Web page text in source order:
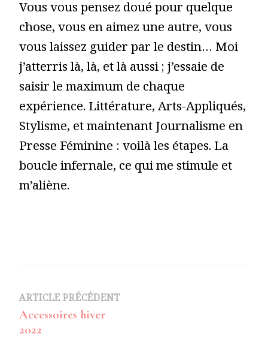
Vous vous pensez doué pour quelque
chose, vous en aimez une autre, vous
vous laissez guider par le destin… Moi
j’atterris là, là, et là aussi ; j’essaie de
saisir le maximum de chaque
expérience. Littérature, Arts-Appliqués,
Stylisme, et maintenant Journalisme en
Presse Féminine : voilà les étapes. La
boucle infernale, ce qui me stimule et
m’aliène.
Navigation
d’article
ARTICLE PRÉCÉDENT
Accessoires hiver
2022